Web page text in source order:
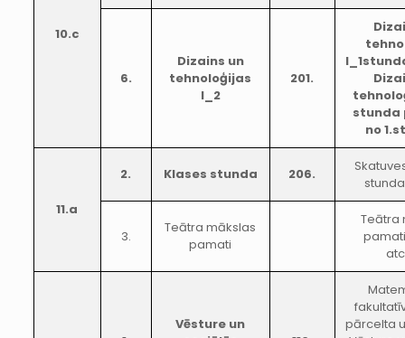
10.c
6.
Dizains un
tehnoloģijas
I_2
201.
stunda
no
11.a
2. Klases stunda 206.
3.
Teātra mākslas
pamati
Teātra
Vēsture un
pārcelta